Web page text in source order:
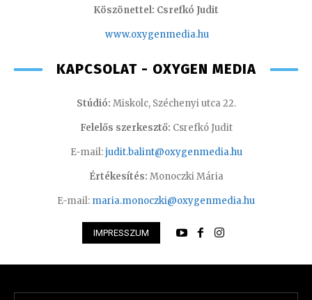
Köszönettel: Csrefkó Judit
www.oxygenmedia.hu
KAPCSOLAT - OXYGEN MEDIA
Stúdió: Miskolc, Széchenyi utca 22.
Felelős szerkesztő: Csrefkó Judit
E-mail:judit.balint@oxygenmedia.hu
Értékesítés: Monoczki Mária
E-mail: maria.monoczki@oxygenmedia.hu
IMPRESSZUM